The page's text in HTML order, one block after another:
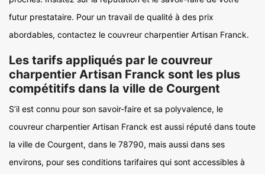
futur prestataire. Pour un travail de qualité à des prix
abordables, contactez le couvreur charpentier Artisan Franck.
Les tarifs appliqués par le couvreur
charpentier Artisan Franck sont les plus
compétitifs dans la ville de Courgent
S’il est connu pour son savoir-faire et sa polyvalence, le
couvreur charpentier Artisan Franck est aussi réputé dans toute
la ville de Courgent, dans le 78790, mais aussi dans ses
environs, pour ses conditions tarifaires qui sont accessibles à